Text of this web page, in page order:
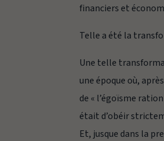
financiers et
Telle a été la
Une telle
une époque où,
de « l’égoïsme
était d’obéir
Et, jusque dans la